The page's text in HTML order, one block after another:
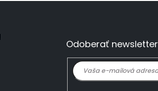
Odoberať newsletter